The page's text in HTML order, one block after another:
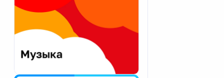
Екатеринбург
Калининград
Калуга